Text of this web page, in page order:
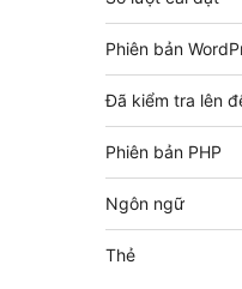
Phiên bản
Đã kiểm tra lên
Phiên bản PHP
Ngôn ngữ
Thẻ